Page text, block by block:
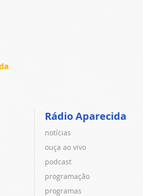
Rádio Aparecida
notícias
ouça ao vivo
podcast
programação
programas